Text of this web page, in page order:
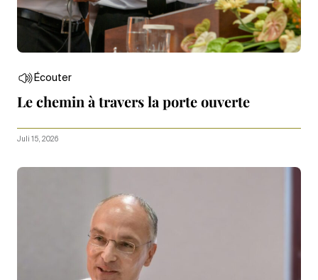
Écouter
Le chemin à travers la porte ouverte
Juli 15, 2026